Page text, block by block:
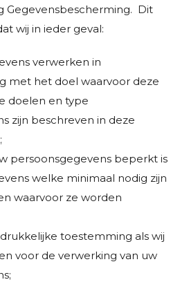
Gegevensbescherming. Dit
wij in ieder geval:
verwerken in
met het doel waarvoor deze
doelen en type
zijn beschreven in deze
persoonsgegevens beperkt is
welke minimaal nodig zijn
waarvoor ze worden
toestemming als wij
voor de verwerking van uw